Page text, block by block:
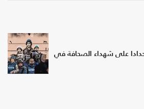
حدادا على شهداء الصحافة في